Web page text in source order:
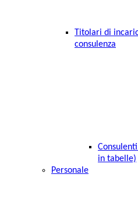
Titolari di
consulenza
in tabelle)
Personale